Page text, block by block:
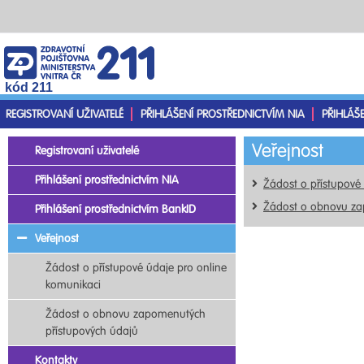
kód 211
REGISTROVANÍ UŽIVATELÉ
PŘIHLÁŠENÍ PROSTŘEDNICTVÍM NIA
Veřejnost
Žádost o
Žádost o obnovu
Registrovaní uživatelé
Přihlášení prostřednictvím NIA
Přihlášení prostřednictvím BankID
Veřejnost
Žádost o přístupové údaje pro online
komunikaci
Žádost o obnovu zapomenutých
přístupových údajů
Kontakty